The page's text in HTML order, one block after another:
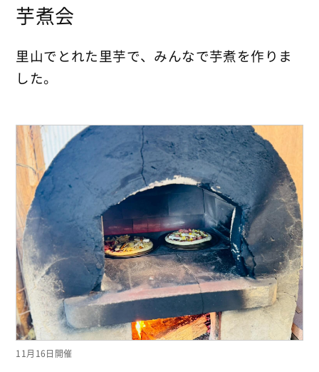
芋煮会
里山でとれた里芋で、みんなで芋煮を作りま
した。
11月16日開催